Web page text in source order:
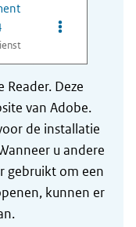
Opties van
Deze
van Adobe.
de installatie
u andere
gebruikt om een
kunnen er